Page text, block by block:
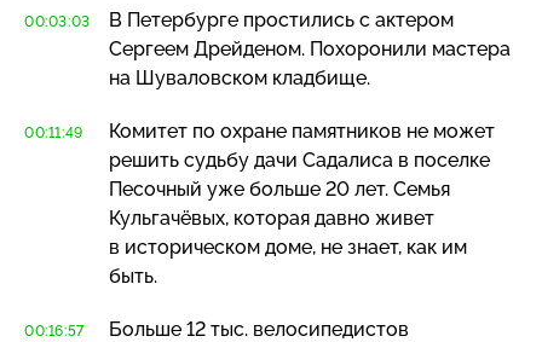
00:03:03
В Петербурге простились с актером
Сергеем Дрейденом. Похоронили мастера
на Шуваловском кладбище.
00:11:49
Комитет по охране памятников не может
решить судьбу дачи Садалиса в поселке
Песочный уже больше 20 лет. Семья
Кульгачёвых, которая давно живет
в историческом доме, не знает, как им
быть.
00:16:57
Больше 12 тыс. велосипедистов